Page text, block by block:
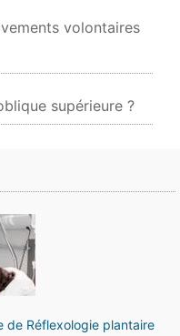
volontaires
supérieure ?
de Réflexologie plantaire